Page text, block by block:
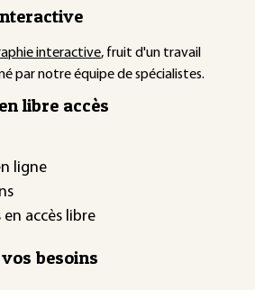
interactive, fruit d'un travail
par notre équipe de spécialistes.
libre accès
ligne
accès libre
besoins